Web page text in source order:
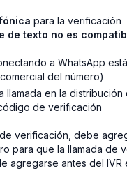
para la verificación
de texto no es
a WhatsApp
del número)
llamada en la
de verificación
verificación, debe
para que la llamada de
agregarse antes del IVR